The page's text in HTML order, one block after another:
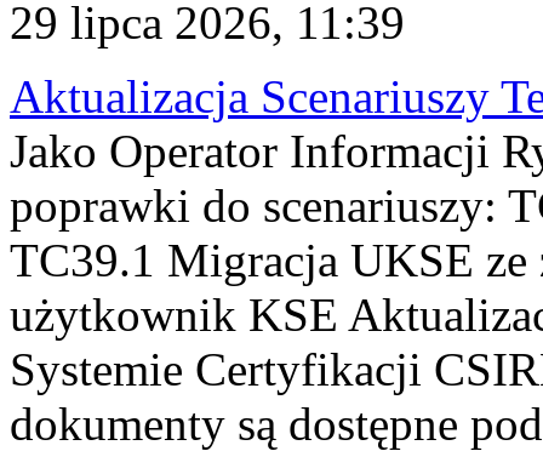
29 lipca 2026, 11:39
Aktualizacja Scenariuszy
Jako Operator Informacji
poprawki do scenariuszy:
TC39.1 Migracja UKSE
użytkownik KSE
Systemie Certyfikacji
dokumenty są dostępne